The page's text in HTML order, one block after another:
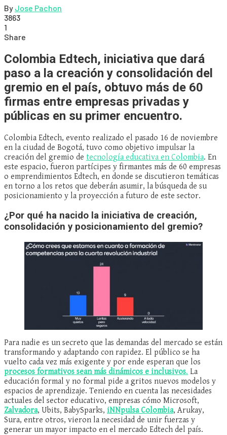
By Jose Pachon
3863
1
Share
Colombia Edtech, iniciativa que dará
paso a la creación y consolidación del
gremio en el país, obtuvo más de 60
firmas entre empresas privadas y
públicas en su primer encuentro.
Colombia Edtech, evento realizado el pasado 16 de noviembre
en la ciudad de Bogotá, tuvo como objetivo impulsar la
creación del gremio de tecnología educativa en Colombia. En
este espacio, fueron partícipes y firmantes más de 60 empresas
o emprendimientos Edtech, en donde se discutieron temáticas
en torno a los retos que deberán asumir, la búsqueda de su
posicionamiento y la proyección a futuro de este sector.
¿Por qué ha nacido la iniciativa de creación,
consolidación y posicionamiento del gremio?
Para nadie es un secreto que las demandas del mercado se están
transformando y adaptando con rapidez. El público se ha
vuelto cada vez más exigente y por ende esperan que los
procesos formativos sean más dinámicos e inclusivos. La
educación formal y no formal pide a gritos nuevos modelos y
espacios de aprendizaje. Teniendo en cuenta las necesidades
actuales del sector educativo, empresas cómo Microsoft,
Zalvadora, Ubits, BabySparks, iNNpulsa Colombia, Arukay,
Sura, entre otros, vieron la necesidad de unir fuerzas y
generar un mayor impacto en el mercado Edtech del país.